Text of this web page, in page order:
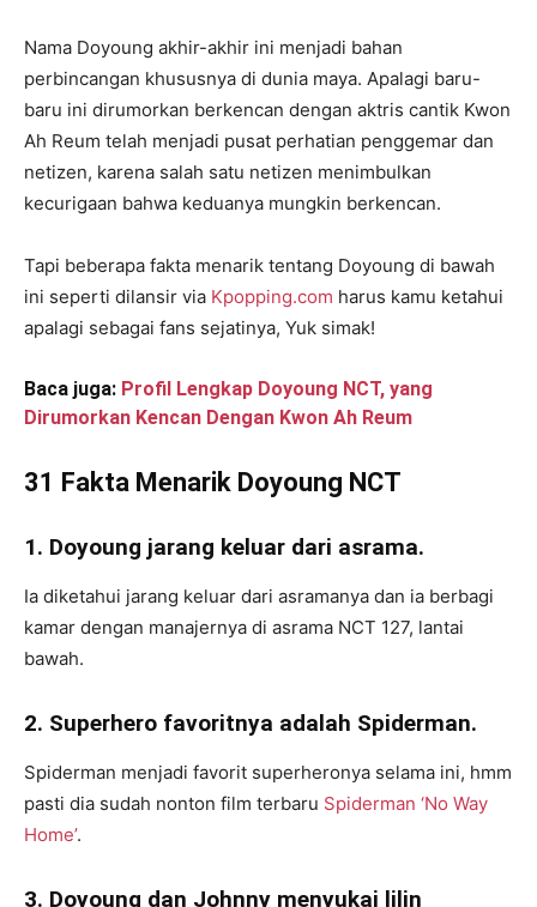
Nama Doyoung akhir-akhir ini menjadi bahan
perbincangan khususnya di dunia maya. Apalagi baru-
baru ini dirumorkan berkencan dengan aktris cantik Kwon
Ah Reum telah menjadi pusat perhatian penggemar dan
netizen, karena salah satu netizen menimbulkan
kecurigaan bahwa keduanya mungkin berkencan.
Tapi beberapa fakta menarik tentang Doyoung di bawah
ini seperti dilansir via Kpopping.com harus kamu ketahui
apalagi sebagai fans sejatinya, Yuk simak!
Baca juga: Profil Lengkap Doyoung NCT, yang
Dirumorkan Kencan Dengan Kwon Ah Reum
31 Fakta Menarik Doyoung NCT
1. Doyoung jarang keluar dari asrama.
Ia diketahui jarang keluar dari asramanya dan ia berbagi
kamar dengan manajernya di asrama NCT 127, lantai
bawah.
2. Superhero favoritnya adalah Spiderman.
Spiderman menjadi favorit superheronya selama ini, hmm
pasti dia sudah nonton film terbaru Spiderman ‘No Way
Home’.
3. Doyoung dan Johnny menyukai lilin